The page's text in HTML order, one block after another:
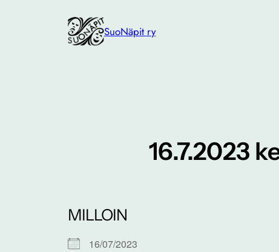
SuoNäpit ry
16.7.2023
MILLOIN
16/07/2023